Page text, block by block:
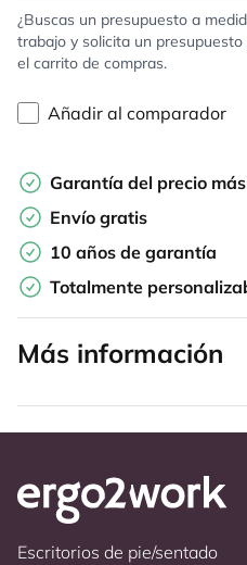
¿Buscas un presupuesto a
trabajo y solicita un
el carrito de compras.
Añadir al comparador
Garantía del precio
Envío gratis
10 años de garantía
Totalmente
Más información
Escritorios de pie/sentado